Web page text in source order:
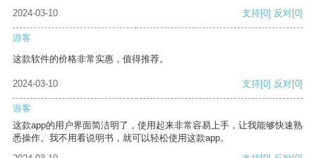
2024-03-10
支持[0] 反对[0]
游客
这款软件的价格非常实惠，值得推荐。
2024-03-10 支持[0] 反对[0]
游客
这款app的用户界面简洁明了，使用起来非常容易上手，让我能够快速熟
悉操作。我不用看说明书，就可以轻松使用这款app。